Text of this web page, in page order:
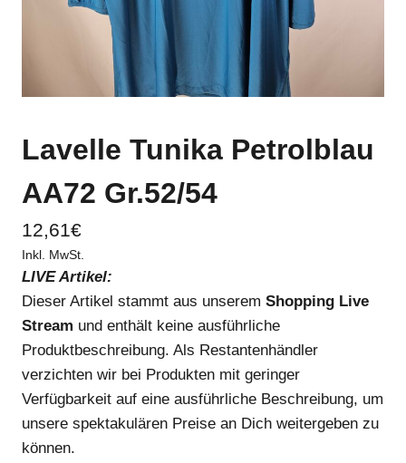
Lavelle Tunika Petrolblau
AA72 Gr.52/54
12,61€
Inkl. MwSt.
LIVE Artikel:
Dieser Artikel stammt aus unserem Shopping Live
Stream und enthält keine ausführliche
Produktbeschreibung. Als Restantenhändler
verzichten wir bei Produkten mit geringer
Verfügbarkeit auf eine ausführliche Beschreibung, um
unsere spektakulären Preise an Dich weitergeben zu
können.